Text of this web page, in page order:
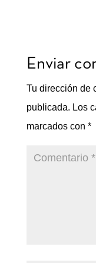
Enviar
Tu dirección de
publicada. Los
marcados con *